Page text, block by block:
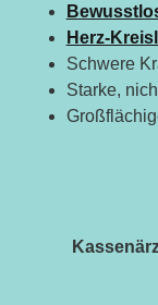
Herz-
Schwere
Starke,